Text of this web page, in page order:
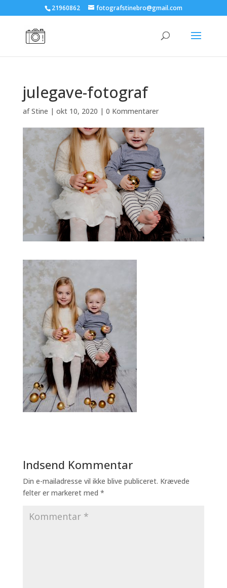
21960862 fotografstinebro@gmail.com
julegave-fotograf
afStine | okt 10, 2020 | 0 Kommentarer
Indsend Kommentar
Din e-mailadresse vil ikke blive publiceret. Krævede
felter er markeret med *